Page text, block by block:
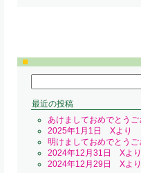
索:
最近の投稿
あけましておめでとうご
2025年1月1日 Xより
明けましておめでとうご
2024年12月31日 Xより
2024年12月29日 Xより